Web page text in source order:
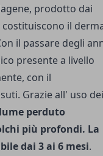
prodotto dai
il
il passare degli
presente a livello
con il
Grazie all' uso dei
perduto
più profondi. La
dai 3 ai 6 mesi.